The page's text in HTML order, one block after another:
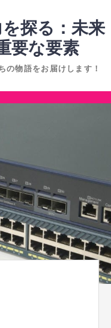
探る：未来
要な要素
の物語をお届けします！